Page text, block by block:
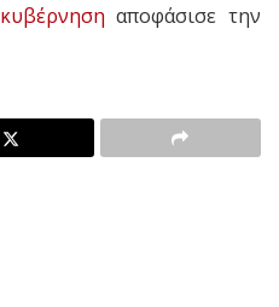
κυβέρνηση αποφάσισε την